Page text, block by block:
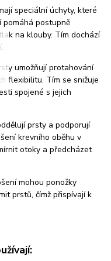
speciální úchyty, které
postupně
na klouby. Tím dochází
umožňují protahování
flexibilitu. Tím se snižuje
spojené s jejich
prsty a podporují
krevního oběhu v
otoky a předcházet
mohou ponožky
prstů, čímž přispívají k